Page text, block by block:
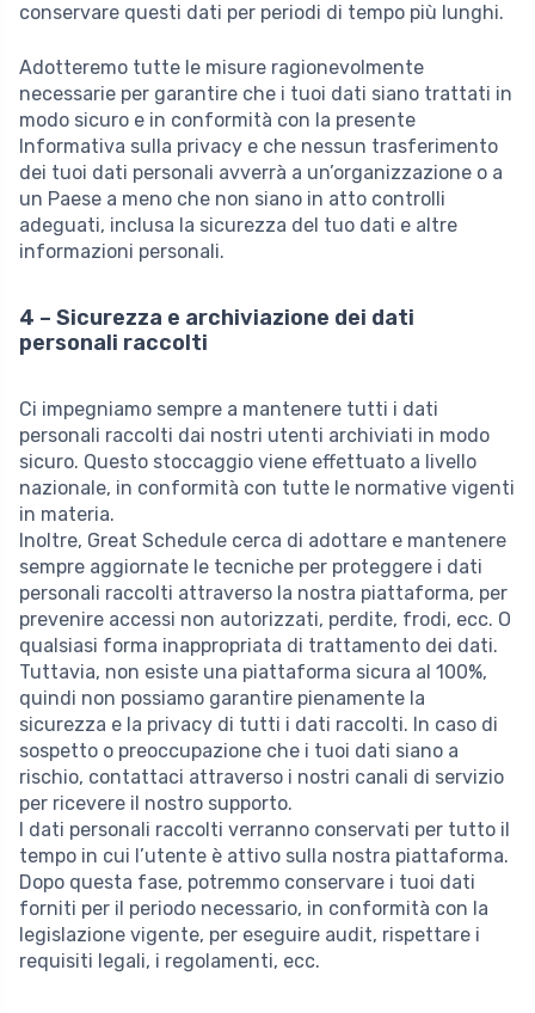
conservare questi dati per periodi di tempo più lunghi.
Adotteremo tutte le misure ragionevolmente
necessarie per garantire che i tuoi dati siano trattati in
modo sicuro e in conformità con la presente
Informativa sulla privacy e che nessun trasferimento
dei tuoi dati personali avverrà a un’organizzazione o a
un Paese a meno che non siano in atto controlli
adeguati, inclusa la sicurezza del tuo dati e altre
informazioni personali.
4 – Sicurezza e archiviazione dei dati
personali raccolti
Ci impegniamo sempre a mantenere tutti i dati
personali raccolti dai nostri utenti archiviati in modo
sicuro. Questo stoccaggio viene effettuato a livello
nazionale, in conformità con tutte le normative vigenti
in materia.
Inoltre, Great Schedule cerca di adottare e mantenere
sempre aggiornate le tecniche per proteggere i dati
personali raccolti attraverso la nostra piattaforma, per
prevenire accessi non autorizzati, perdite, frodi, ecc. O
qualsiasi forma inappropriata di trattamento dei dati.
Tuttavia, non esiste una piattaforma sicura al 100%,
quindi non possiamo garantire pienamente la
sicurezza e la privacy di tutti i dati raccolti. In caso di
sospetto o preoccupazione che i tuoi dati siano a
rischio, contattaci attraverso i nostri canali di servizio
per ricevere il nostro supporto.
I dati personali raccolti verranno conservati per tutto il
tempo in cui l’utente è attivo sulla nostra piattaforma.
Dopo questa fase, potremmo conservare i tuoi dati
forniti per il periodo necessario, in conformità con la
legislazione vigente, per eseguire audit, rispettare i
requisiti legali, i regolamenti, ecc.